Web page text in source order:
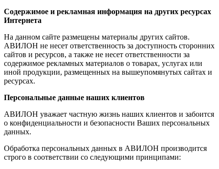
Содержимое и рекламная информация на других ресурсах
Интернета
На данном сайте размещены материалы других сайтов.
АВИЛОН не несет ответственность за доступность сторонних
сайтов и ресурсов, а также не несет ответственности за
содержимое рекламных материалов о товарах, услугах или
иной продукции, размещенных на вышеупомянутых сайтах и
ресурсах.
Персональные данные наших клиентов
АВИЛОН уважает частную жизнь наших клиентов и забоится
о конфиденциальности и безопасности Ваших персональных
данных.
Обработка персональных данных в АВИЛОН производится
строго в соответствии со следующими принципами: